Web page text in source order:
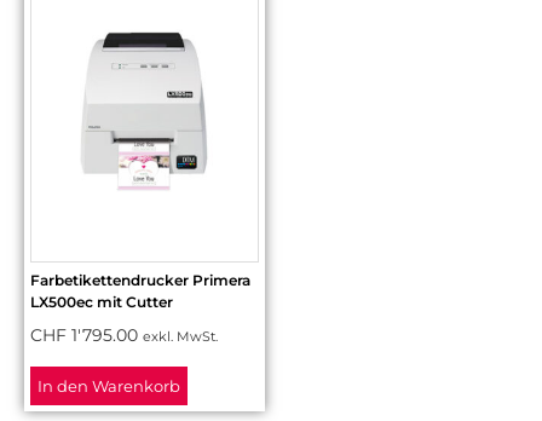
Farbetikettendrucker Primera
LX500ec mit Cutter
CHF 1'795.00 exkl. MwSt.
In den Warenkorb